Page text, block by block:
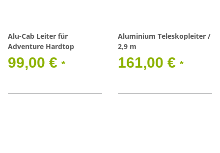
Alu-Cab Leiter für
Adventure Hardtop
99,00 € *
Aluminium Teleskopleiter /
2,9 m
161,00 € *